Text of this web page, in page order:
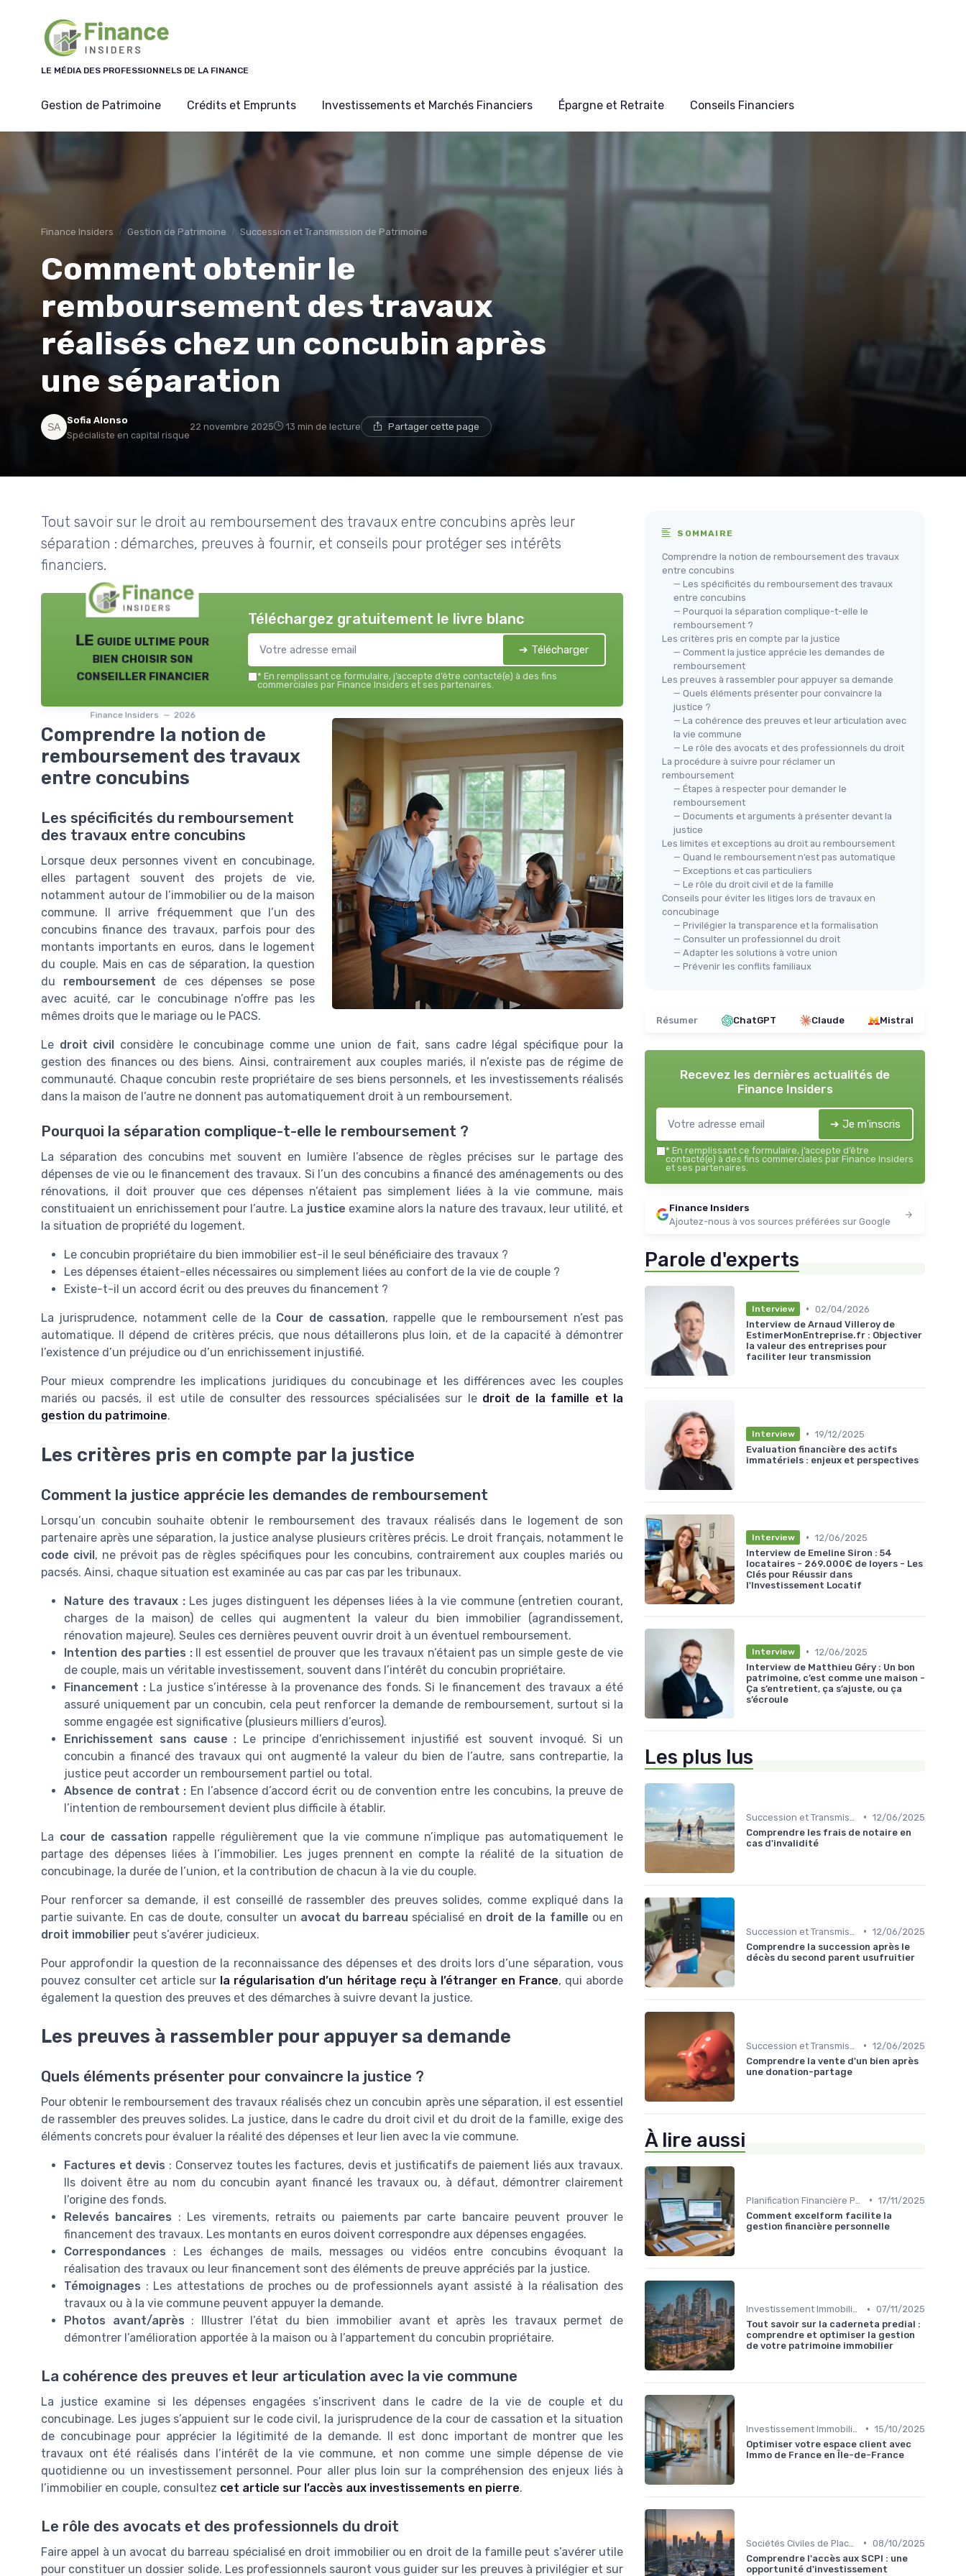
LE MÉDIA DES PROFESSIONNELS DE LA FINANCE
Gestion de Patrimoine Crédits et Emprunts Investissements et Marchés Financiers Épargne et Retraite Conseils Financiers
Finance Insiders Gestion de Patrimoine Succession et Transmission de Patrimoine
Comment obtenir le
remboursement des travaux
réalisés chez un concubin après
une séparation
Sofia Alonso
Spécialiste en capital risque
22 novembre 2025 13 min de lecture Partager cette page
Tout savoir sur le droit au remboursement des travaux entre concubins après leur
séparation : démarches, preuves à fournir, et conseils pour protéger ses intérêts
financiers.
LE guide ultime pour
bien choisir son
conseiller financier
Finance Insiders — 2026
Téléchargez gratuitement le livre blanc
➔ Télécharger
* En remplissant ce formulaire, j’accepte d’être contacté(e) à des fins
commerciales par Finance Insiders et ses partenaires.
Comprendre la notion de
remboursement des travaux
entre concubins
Les spécificités du remboursement
des travaux entre concubins
Lorsque deux personnes vivent en concubinage,
elles partagent souvent des projets de vie,
notamment autour de l’immobilier ou de la maison
commune. Il arrive fréquemment que l’un des
concubins finance des travaux, parfois pour des
montants importants en euros, dans le logement
du couple. Mais en cas de séparation, la question
du remboursement de ces dépenses se pose
avec acuité, car le concubinage n’offre pas les
mêmes droits que le mariage ou le PACS.
Le droit civil considère le concubinage comme une union de fait, sans cadre légal spécifique pour la
gestion des finances ou des biens. Ainsi, contrairement aux couples mariés, il n’existe pas de régime de
communauté. Chaque concubin reste propriétaire de ses biens personnels, et les investissements réalisés
dans la maison de l’autre ne donnent pas automatiquement droit à un remboursement.
Pourquoi la séparation complique-t-elle le remboursement ?
La séparation des concubins met souvent en lumière l’absence de règles précises sur le partage des
dépenses de vie ou le financement des travaux. Si l’un des concubins a financé des aménagements ou des
rénovations, il doit prouver que ces dépenses n’étaient pas simplement liées à la vie commune, mais
constituaient un enrichissement pour l’autre. La justice examine alors la nature des travaux, leur utilité, et
la situation de propriété du logement.
Le concubin propriétaire du bien immobilier est-il le seul bénéficiaire des travaux ?
Les dépenses étaient-elles nécessaires ou simplement liées au confort de la vie de couple ?
Existe-t-il un accord écrit ou des preuves du financement ?
La jurisprudence, notamment celle de la Cour de cassation, rappelle que le remboursement n’est pas
automatique. Il dépend de critères précis, que nous détaillerons plus loin, et de la capacité à démontrer
l’existence d’un préjudice ou d’un enrichissement injustifié.
Pour mieux comprendre les implications juridiques du concubinage et les différences avec les couples
mariés ou pacsés, il est utile de consulter des ressources spécialisées sur le droit de la famille et la
gestion du patrimoine.
Les critères pris en compte par la justice
Comment la justice apprécie les demandes de remboursement
Lorsqu’un concubin souhaite obtenir le remboursement des travaux réalisés dans le logement de son
partenaire après une séparation, la justice analyse plusieurs critères précis. Le droit français, notamment le
code civil, ne prévoit pas de règles spécifiques pour les concubins, contrairement aux couples mariés ou
pacsés. Ainsi, chaque situation est examinée au cas par cas par les tribunaux.
Nature des travaux :Les juges distinguent les dépenses liées à la vie commune (entretien courant,
charges de la maison) de celles qui augmentent la valeur du bien immobilier (agrandissement,
rénovation majeure). Seules ces dernières peuvent ouvrir droit à un éventuel remboursement.
Intention des parties :Il est essentiel de prouver que les travaux n’étaient pas un simple geste de vie
de couple, mais un véritable investissement, souvent dans l’intérêt du concubin propriétaire.
Financement :La justice s’intéresse à la provenance des fonds. Si le financement des travaux a été
assuré uniquement par un concubin, cela peut renforcer la demande de remboursement, surtout si la
somme engagée est significative (plusieurs milliers d’euros).
Enrichissement sans cause : Le principe d’enrichissement injustifié est souvent invoqué. Si un
concubin a financé des travaux qui ont augmenté la valeur du bien de l’autre, sans contrepartie, la
justice peut accorder un remboursement partiel ou total.
Absence de contrat : En l’absence d’accord écrit ou de convention entre les concubins, la preuve de
l’intention de remboursement devient plus difficile à établir.
La cour de cassation rappelle régulièrement que la vie commune n’implique pas automatiquement le
partage des dépenses liées à l’immobilier. Les juges prennent en compte la réalité de la situation de
concubinage, la durée de l’union, et la contribution de chacun à la vie du couple.
Pour renforcer sa demande, il est conseillé de rassembler des preuves solides, comme expliqué dans la
partie suivante. En cas de doute, consulter un avocat du barreau spécialisé en droit de la famille ou en
droit immobilier peut s’avérer judicieux.
Pour approfondir la question de la reconnaissance des dépenses et des droits lors d’une séparation, vous
pouvez consulter cet article sur la régularisation d’un héritage reçu à l’étranger en France, qui aborde
également la question des preuves et des démarches à suivre devant la justice.
Les preuves à rassembler pour appuyer sa demande
Quels éléments présenter pour convaincre la justice ?
Pour obtenir le remboursement des travaux réalisés chez un concubin après une séparation, il est essentiel
de rassembler des preuves solides. La justice, dans le cadre du droit civil et du droit de la famille, exige des
éléments concrets pour évaluer la réalité des dépenses et leur lien avec la vie commune.
Factures et devis : Conservez toutes les factures, devis et justificatifs de paiement liés aux travaux.
Ils doivent être au nom du concubin ayant financé les travaux ou, à défaut, démontrer clairement
l’origine des fonds.
Relevés bancaires : Les virements, retraits ou paiements par carte bancaire peuvent prouver le
financement des travaux. Les montants en euros doivent correspondre aux dépenses engagées.
Correspondances : Les échanges de mails, messages ou vidéos entre concubins évoquant la
réalisation des travaux ou leur financement sont des éléments de preuve appréciés par la justice.
Témoignages : Les attestations de proches ou de professionnels ayant assisté à la réalisation des
travaux ou à la vie commune peuvent appuyer la demande.
Photos avant/après : Illustrer l’état du bien immobilier avant et après les travaux permet de
démontrer l’amélioration apportée à la maison ou à l’appartement du concubin propriétaire.
La cohérence des preuves et leur articulation avec la vie commune
La justice examine si les dépenses engagées s’inscrivent dans le cadre de la vie de couple et du
concubinage. Les juges s’appuient sur le code civil, la jurisprudence de la cour de cassation et la situation
de concubinage pour apprécier la légitimité de la demande. Il est donc important de montrer que les
travaux ont été réalisés dans l’intérêt de la vie commune, et non comme une simple dépense de vie
quotidienne ou un investissement personnel. Pour aller plus loin sur la compréhension des enjeux liés à
l’immobilier en couple, consultez cet article sur l’accès aux investissements en pierre.
Le rôle des avocats et des professionnels du droit
Faire appel à un avocat du barreau spécialisé en droit immobilier ou en droit de la famille peut s’avérer utile
pour constituer un dossier solide. Les professionnels sauront vous guider sur les preuves à privilégier et sur
SOMMAIRE
Comprendre la notion de remboursement des travaux
entre concubins
— Les spécificités du remboursement des travaux
entre concubins
— Pourquoi la séparation complique-t-elle le
remboursement ?
Les critères pris en compte par la justice
— Comment la justice apprécie les demandes de
remboursement
Les preuves à rassembler pour appuyer sa demande
— Quels éléments présenter pour convaincre la
justice ?
— La cohérence des preuves et leur articulation avec
la vie commune
— Le rôle des avocats et des professionnels du droit
La procédure à suivre pour réclamer un
remboursement
— Étapes à respecter pour demander le
remboursement
— Documents et arguments à présenter devant la
justice
Les limites et exceptions au droit au remboursement
— Quand le remboursement n’est pas automatique
— Exceptions et cas particuliers
— Le rôle du droit civil et de la famille
Conseils pour éviter les litiges lors de travaux en
concubinage
— Privilégier la transparence et la formalisation
— Consulter un professionnel du droit
— Adapter les solutions à votre union
— Prévenir les conflits familiaux
Résumer ChatGPT Claude Mistral
Recevez les dernières actualités de
Finance Insiders
➔ Je m'inscris
* En remplissant ce formulaire, j’accepte d’être
contacté(e) à des fins commerciales par Finance Insiders
et ses partenaires.
Finance Insiders
Ajoutez-nous à vos sources préférées sur Google
Parole d'experts
Interview • 02/04/2026
Interview de Arnaud Villeroy de
EstimerMonEntreprise.fr : Objectiver
la valeur des entreprises pour
faciliter leur transmission
Interview • 19/12/2025
Evaluation financière des actifs
immatériels : enjeux et perspectives
Interview • 12/06/2025
Interview de Emeline Siron : 54
locataires - 269.000€ de loyers - Les
Clés pour Réussir dans
l'Investissement Locatif
Interview • 12/06/2025
Interview de Matthieu Géry : Un bon
patrimoine, c’est comme une maison -
Ça s’entretient, ça s’ajuste, ou ça
s’écroule
Les plus lus
• 12/06/2025
Comprendre les frais de notaire en
cas d'invalidité
• 12/06/2025
Comprendre la succession après le
décès du second parent usufruitier
• 12/06/2025
Comprendre la vente d'un bien après
une donation-partage
À lire aussi
• 17/11/2025
Comment excelform facilite la
gestion financière personnelle
Investissement Immobilier • 07/11/2025
Tout savoir sur la caderneta predial :
comprendre et optimiser la gestion
de votre patrimoine immobilier
• 15/10/2025
Optimiser votre espace client avec
Immo de France en Île-de-France
• 08/10/2025
Comprendre l'accès aux SCPI : une
opportunité d'investissement